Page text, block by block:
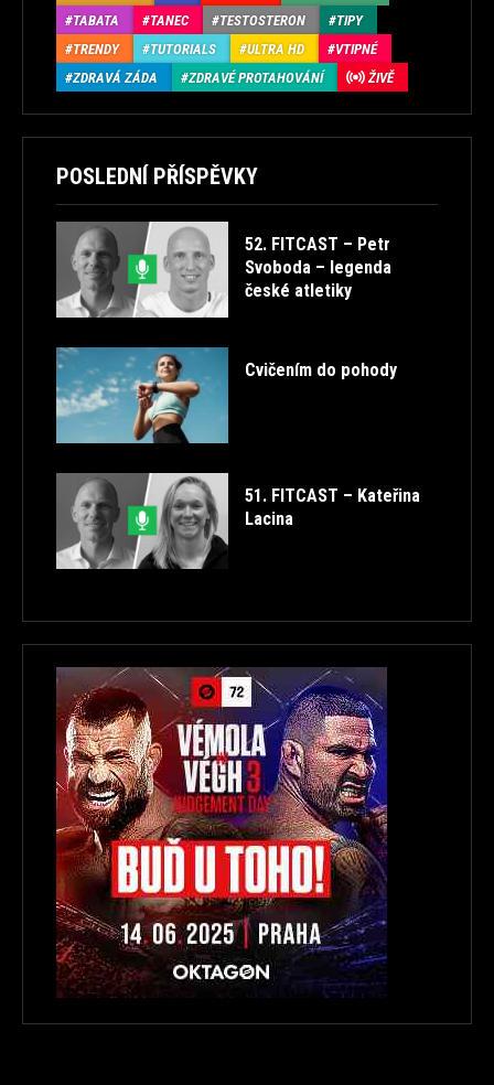
TABATA
TANEC TESTOSTERON
TIPY
TRENDY
TUTORIALS ULTRA HD
VTIPNÉ
ZDRAVÁ ZÁDA
ZDRAVÉ PROTAHOVÁNÍ ŽIVĚ
POSLEDNÍ PŘÍSPĚVKY
52. FITCAST – Petr
Svoboda – legenda
české atletiky
Cvičením do pohody
51. FITCAST – Kateřina
Lacina